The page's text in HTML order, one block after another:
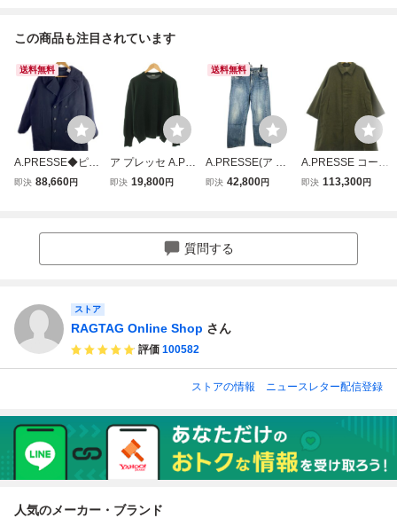
この商品も注目されています
送料無料
A.PRESSE◆ピー
コート/1/ウール/N
即決 88,660円
ア プレッセ A.PR
ESSE ロングスリ
ック 長袖 無地 3
緑 21AAP-03-06H
即決 19,800円
送料無料
A.PRESSE(ア プ
レッセ) Washed D
即決 42,800円
A.PRESSE コート
（その他） メンズ
即決 113,300円
質問する
ストア
RAGTAG Online Shop さん
評価 100582
ストアの情報 ニュースレター配信登録
人気のメーカー・ブランド